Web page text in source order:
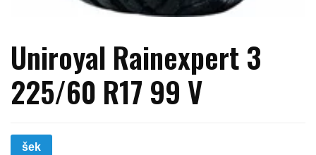
Uniroyal Rainexpert 3
225/60 R17 99 V
šek